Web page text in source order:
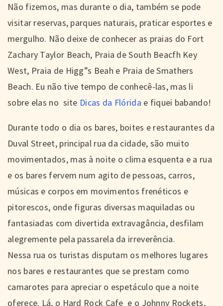
Não fizemos, mas durante o dia, também se pode
visitar reservas, parques naturais, praticar esportes e
mergulho. Não deixe de conhecer as praias do Fort
Zachary Taylor Beach, Praia de South Beacfh Key
West, Praia de Higg”s Beah e Praia de Smathers
Beach. Eu não tive tempo de conhecê-las, mas li
sobre elas no site Dicas da Flórida e fiquei babando!
Durante todo o dia os bares, boites e restaurantes da
Duval Street, principal rua da cidade, são muito
movimentados, mas à noite o clima esquenta e a rua
e os bares fervem num agito de pessoas, carros,
músicas e corpos em movimentos frenéticos e
pitorescos, onde figuras diversas maquiladas ou
fantasiadas com divertida extravagância, desfilam
alegremente pela passarela da irreverência.
Nessa rua os turistas disputam os melhores lugares
nos bares e restaurantes que se prestam como
camarotes para apreciar o espetáculo que a noite
oferece. Lá, o Hard Rock Cafe e o Johnny Rockets,